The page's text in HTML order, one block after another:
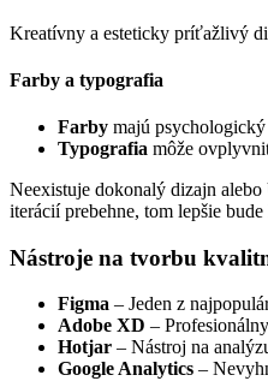
Kreatívny a esteticky príťažlivý
Farby a typografia
Farby majú
Typografia môže
Neexistuje dokonalý dizajn
iterácií prebehne, tom lepšie
Nástroje na tvorbu
Figma – Jeden z
Adobe XD –
Hotjar – Nástroj na
Google Analytics –